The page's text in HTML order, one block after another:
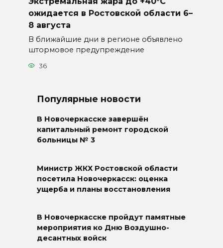
ожидается в Ростовской области 6–
8 августа
В ближайшие дни в регионе объявлено
штормовое предупреждение
36
Популярные новости
В Новочеркасске завершён
капитальный ремонт городской
больницы № 3
Министр ЖКХ Ростовской области
посетила Новочеркасск: оценка
ущерба и планы восстановления
В Новочеркасске пройдут памятные
мероприятия ко Дню Воздушно-
десантных войск